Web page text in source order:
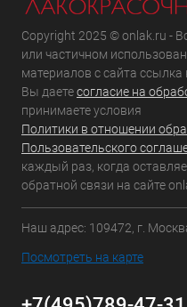
Copyright 2025 © onlak.ru -
или частичном
материалов с сайта ссылка
Вы даетесогласие на
принимаете условия
Политики в отношении
Пользовательского
каждый раз, когда
обратной связи на сайте
Наш адрес: 109472, г.
Посмотреть на карте